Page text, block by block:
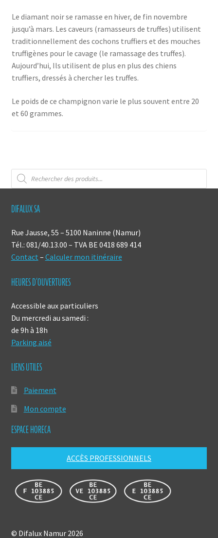
Le diamant noir se ramasse en hiver, de fin novembre
jusqu’à mars. Les caveurs (ramasseurs de truffes) utilisent
traditionnellement des cochons truffiers et des mouches
truffigènes pour le cavage (le ramassage des truffes).
Aujourd’hui, Ils utilisent de plus en plus des chiens
truffiers, dressés à chercher les truffes.
Le poids de ce champignon varie le plus souvent entre 20
et 60 grammes.
Recherche
de
produits
DIFALUX SA
Rue Jausse, 55 – 5100 Naninne (Namur)
Tél.: 081/40.13.00 – TVA BE 0418 689 414
Contact – Calculer mon itinéraire
HEURES D’OUVERTURES
Accessible aux particuliers
Du mercredi au samedi :
de 9h à 18h
Parking aisé
LIENS UTILES
Paiement
Mon compte
ESPACE HORECA
ACCÈS PROFESSIONNELS
© Difalux Namur 2026